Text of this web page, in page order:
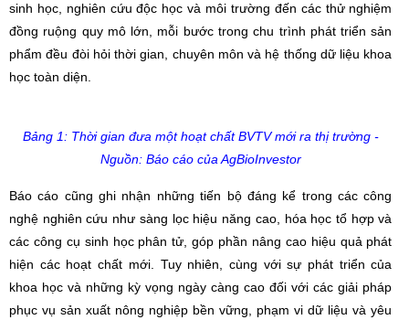
sinh học, nghiên cứu độc học và môi trường đến các thử nghiệm
đồng ruộng quy mô lớn, mỗi bước trong chu trình phát triển sản
phẩm đều đòi hỏi thời gian, chuyên môn và hệ thống dữ liệu khoa
học toàn diện.
Bảng 1: Thời gian đưa một hoạt chất BVTV mới ra thị trường -
Nguồn: Báo cáo của AgBioInvestor
Báo cáo cũng ghi nhận những tiến bộ đáng kể trong các công
nghệ nghiên cứu như sàng lọc hiệu năng cao, hóa học tổ hợp và
các công cụ sinh học phân tử, góp phần nâng cao hiệu quả phát
hiện các hoạt chất mới. Tuy nhiên, cùng với sự phát triển của
khoa học và những kỳ vọng ngày càng cao đối với các giải pháp
phục vụ sản xuất nông nghiệp bền vững, phạm vi dữ liệu và yêu